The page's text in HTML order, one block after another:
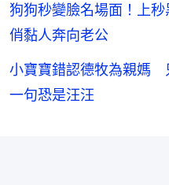
狗狗秒變臉名場面！上
俏黏人奔向老公
小寶寶錯認德牧為親媽
一句恐是汪汪